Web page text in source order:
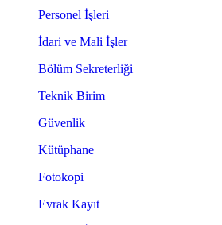
Personel İşleri
İdari ve Mali İşler
Bölüm Sekreterliği
Teknik Birim
Güvenlik
Kütüphane
Fotokopi
Evrak Kayıt